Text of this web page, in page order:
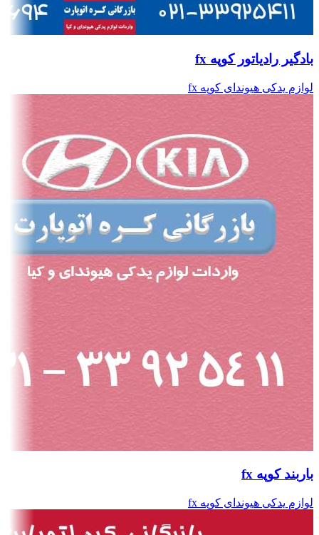
بادگیر رادیاتور کوپه fx
لوازم یدکی هیوندای کوپه fx
باربند کوپه fx
لوازم یدکی هیوندای کوپه fx